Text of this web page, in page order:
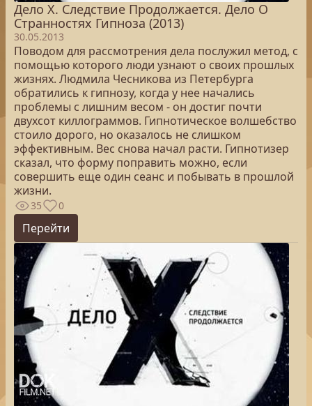
Дело Х. Следствие Продолжается. Дело О
Странностях Гипноза (2013)
30.05.2013
Поводом для рассмотрения дела послужил метод, с
помощью которого люди узнают о своих прошлых
жизнях. Людмила Чесникова из Петербурга
обратились к гипнозу, когда у нее начались
проблемы с лишним весом - он достиг почти
двухсот киллограммов. Гипнотическое волшебство
стоило дорого, но оказалось не слишком
эффективным. Вес снова начал расти. Гипнотизер
сказал, что форму поправить можно, если
совершить еще один сеанс и побывать в прошлой
жизни.
35 0
Перейти